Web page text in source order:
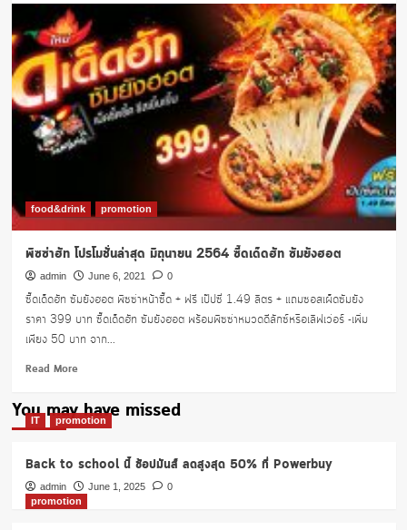
พิซซ่า
1112
โปร
โม
ชั่น
ใหม่
นิ
ว
หน้า
คริสต์มาส
น
เดอะ
เพียง
599.-
food&drink promotion
พิซซ่าฮัท โปรโมชั่นล่าสุด มิถุนายน 2564 ซี๊ดเด็ดฮัท ซัมยังฮอต
admin June 6, 2021 0
ซี๊ดเด็ดฮัท ซัมยังฮอต พิซซ่าหน้าซี๊ด + ฟรี เป๊ปซี่ 1.49 ลิตร + แถมซอสเผ็ดซัมยัง
ราคา 399 บาท ซี๊ดเด็ดฮัท ซัมยังฮอต พร้อมพิซซ่าหมวดดีลักซ์หรือเลิฟเว่อร์ -เพิ่ม
เพียง 50 บาท จาก...
Read MoreRead
about
พิซซ่า
โม
ชั่น
ล่าสุด
You may have missed
IT promotion
Back to school นี้ ช้อปมันส์ ลดสูงสุด 50% ที่ Powerbuy
admin June 1, 2025
0
promotion